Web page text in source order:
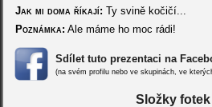
Jak mi doma říkají: Ty svině kočičí...
Poznámka: Ale máme ho moc rádi!
Sdílet tuto prezentaci na
(na svém profilu nebo ve skupinách, ve
Složky fotek